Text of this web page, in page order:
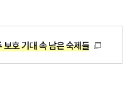
보호 기대 속 남은 숙제들